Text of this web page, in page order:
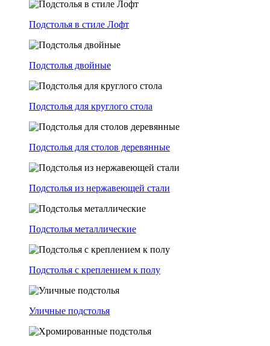
Подстолья в стиле Лофт
Подстолья двойные
Подстолья для круглого стола
Подстолья для столов деревянные
Подстолья из нержавеющей стали
Подстолья металлические
Подстолья с креплением к полу
Уличные подстолья